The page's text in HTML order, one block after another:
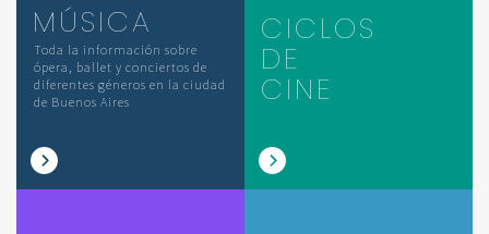
MÚSICA
Toda la información sobre
ópera, ballet y conciertos de
diferentes géneros en la ciudad
de Buenos Aires
CICLOS
DE
CINE